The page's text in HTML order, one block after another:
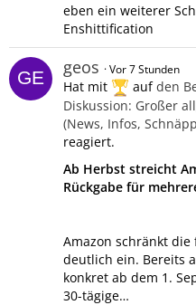
eben ein weiterer
Enshittification
geos Vor 7 Stunden
Hat mit aufden
Diskussion: Großer
(News, Infos,
reagiert.
Ab Herbst streicht
Rückgabe für
Amazon schränkt
deutlich ein. Bereits
konkret ab dem 1.
30-tägige…